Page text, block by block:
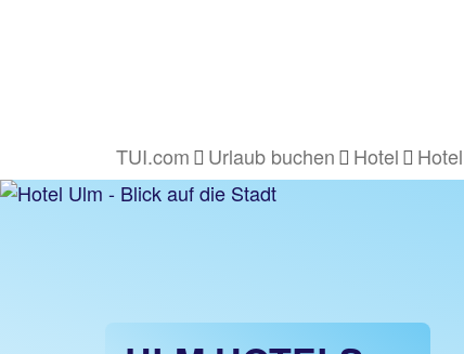
TUI.com Urlaub buchen Hotel